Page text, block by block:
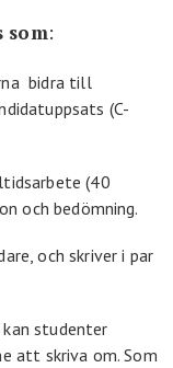
som:
bidra till
(C-
(40
och bedömning.
och skriver i par
studenter
att skriva om. Som